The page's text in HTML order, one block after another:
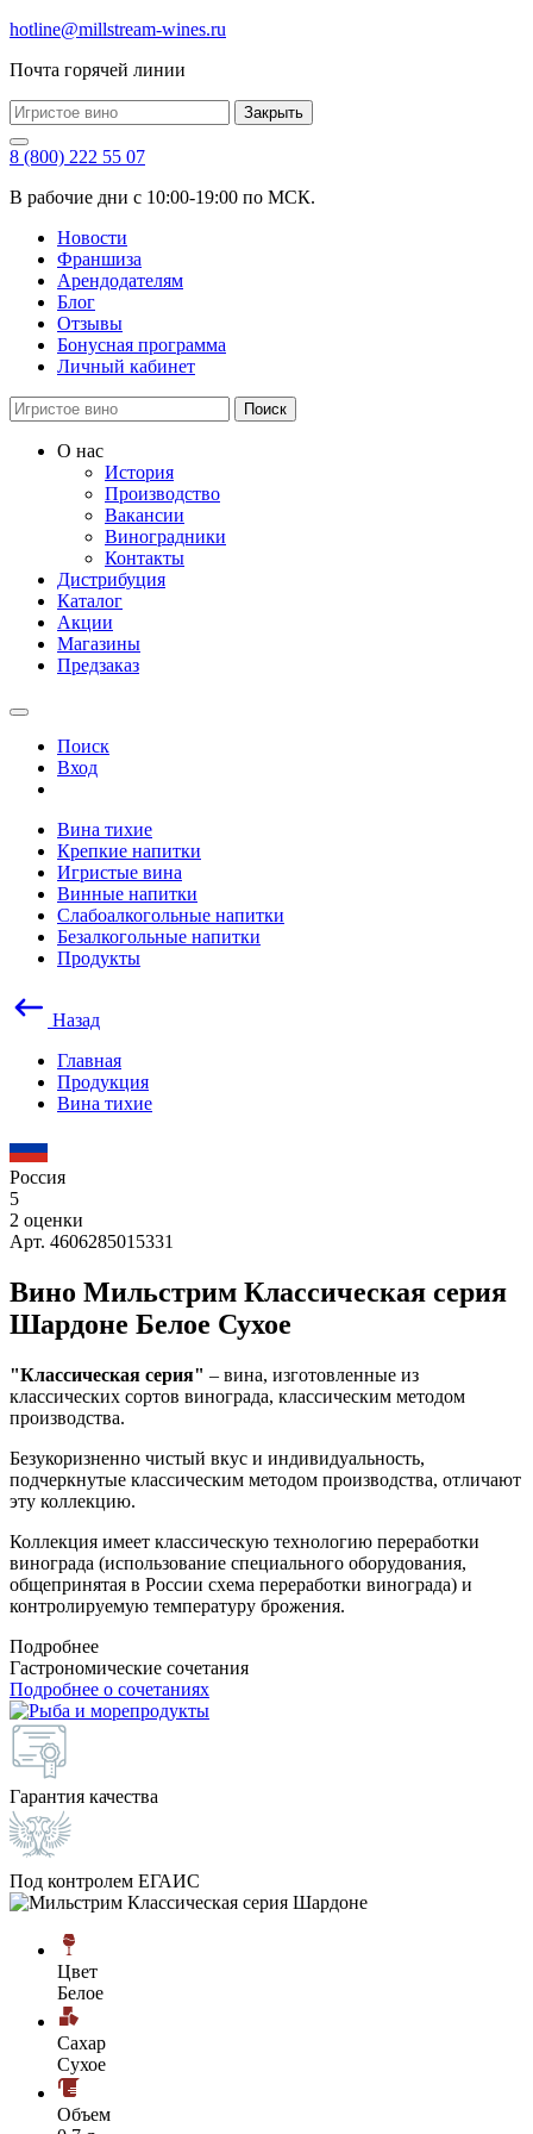
hotline@millstream-wines.ru
Почта горячей линии
Закрыть
8 (800) 222 55 07
В рабочие дни с 10:00-19:00 по МСК.
Новости
Франшиза
Арендодателям
Блог
Отзывы
Бонусная программа
Личный кабинет
Поиск
О нас
История
Производство
Вакансии
Виноградники
Контакты
Дистрибуция
Каталог
Акции
Магазины
Предзаказ
Поиск
Вход
Вина тихие
Крепкие напитки
Игристые вина
Винные напитки
Слабоалкогольные напитки
Безалкогольные напитки
Продукты
Назад
Главная
Продукция
Вина тихие
Россия
5
2 оценки
Арт. 4606285015331
Вино Мильстрим Классическая серия
Шардоне Белое Сухое
"Классическая серия" – вина, изготовленные из
классических сортов винограда, классическим методом
производства.
Безукоризненно чистый вкус и индивидуальность,
подчеркнутые классическим методом производства, отличают
эту коллекцию.
Коллекция имеет классическую технологию переработки
винограда (использование специального оборудования,
общепринятая в России схема переработки винограда) и
контролируемую температуру брожения.
Подробнее
Гастрономические сочетания
Подробнее о сочетаниях
Гарантия качества
Под контролем ЕГАИС
Цвет
Белое
Сахар
Сухое
Объем